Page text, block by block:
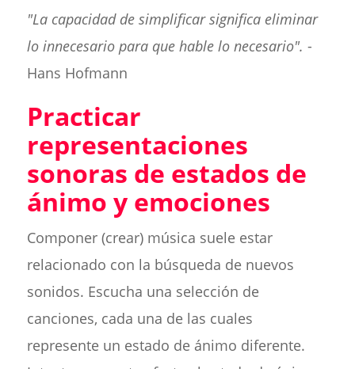
"La capacidad de simplificar significa eliminar
lo innecesario para que hable lo necesario". -
Hans Hofmann
Practicar
representaciones
sonoras de estados de
ánimo y emociones
Componer (crear) música suele estar
relacionado con la búsqueda de nuevos
sonidos. Escucha una selección de
canciones, cada una de las cuales
represente un estado de ánimo diferente.